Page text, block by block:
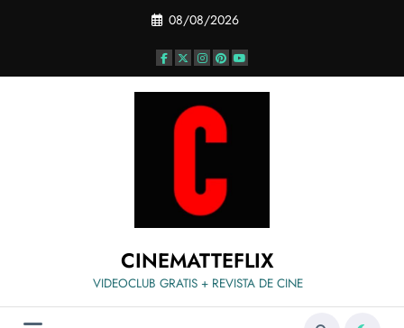
08/08/2026
CINEMATTEFLIX
VIDEOCLUB GRATIS + REVISTA DE CINE